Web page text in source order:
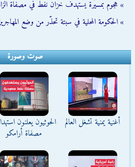
» هجوم بمسيّرة يستهدف خزان نفط في مصفاة
» الحكومة المحلية في سبتة تحذّر من وضع
صوت وصورة
أغنية يمنية تشغل العالم
الحوثيون يعلنون
مصفاة أرامكو